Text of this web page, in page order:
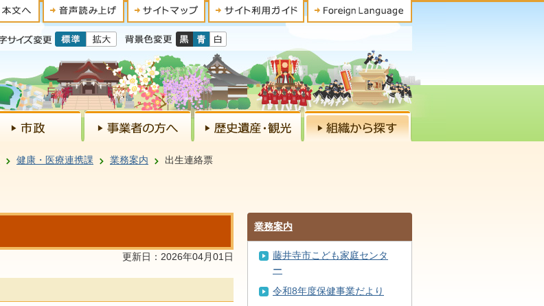
健康・医療連携課 業務案内 出生連絡票
更新日：2026年04月01日
業務案内
藤井寺市こども家庭センタ
ー
令和8年度保健事業だより